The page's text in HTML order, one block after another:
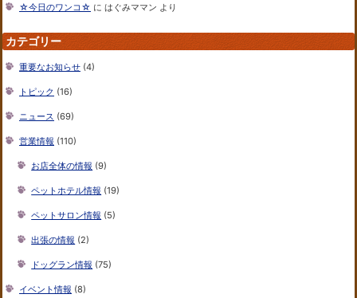
☆今日のワンコ☆ に はぐみママン より
カテゴリー
重要なお知らせ (4)
トピック (16)
ニュース (69)
営業情報 (110)
お店全体の情報 (9)
ペットホテル情報 (19)
ペットサロン情報 (5)
出張の情報 (2)
ドッグラン情報 (75)
イベント情報 (8)